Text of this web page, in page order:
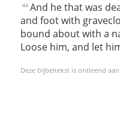
44 And he that was
and foot with
bound about with a
Loose him, and let
Deze bijbeltekst is ontleend